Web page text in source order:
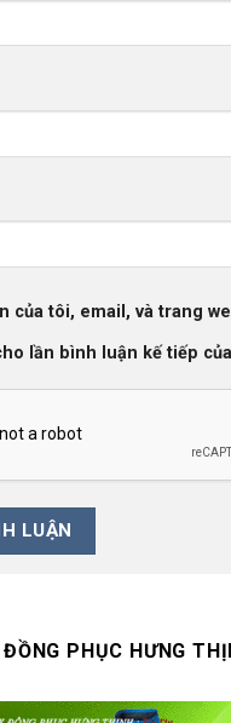
của tôi, email, và trang
lần bình luận kế tiếp
PHỤC HƯNG